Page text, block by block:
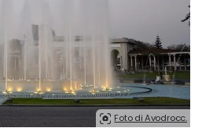
Foto di Avodrocc.